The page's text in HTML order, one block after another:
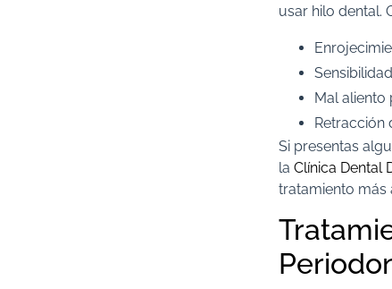
usar hilo dental.
Mal aliento
Retracción
Si presentas
la Clínica Dental
tratamiento más